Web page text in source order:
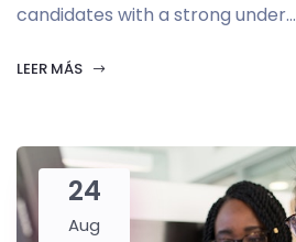
candidates with a strong under...
LEER MÁS
24
Aug